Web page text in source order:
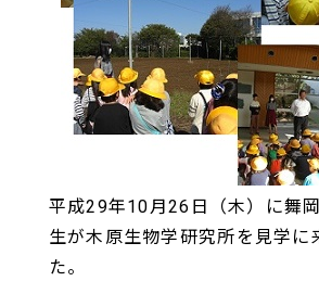
平成29年10月26日（木）に舞
生が木原生物学研究所を見学に
た。